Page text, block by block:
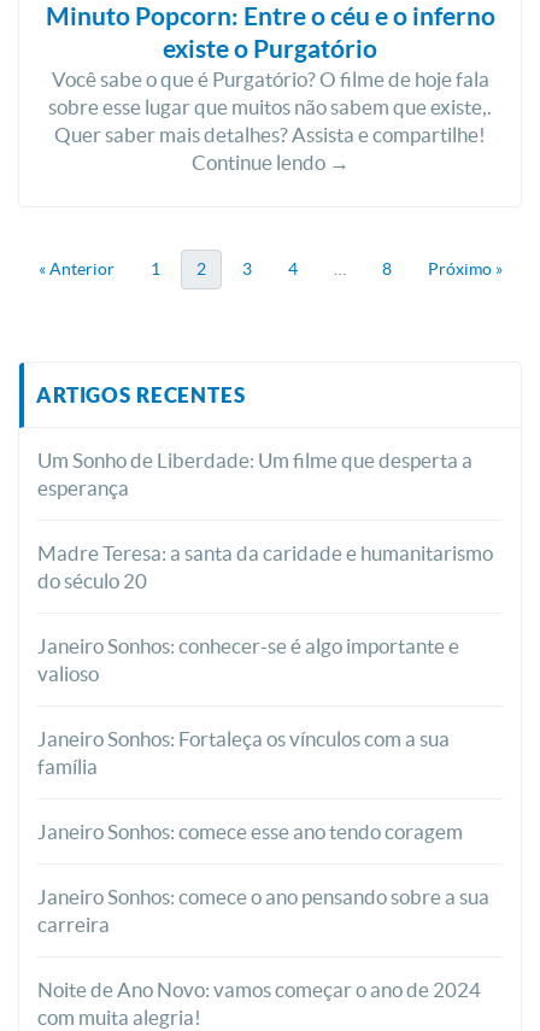
Minuto Popcorn: Entre o céu e o inferno
existe o Purgatório
Você sabe o que é Purgatório? O filme de hoje fala
sobre esse lugar que muitos não sabem que existe,.
Quer saber mais detalhes? Assista e compartilhe!
Continue lendo →
« Anterior 1 2 3 4 … 8 Próximo »
ARTIGOS RECENTES
Um Sonho de Liberdade: Um filme que desperta a
esperança
Madre Teresa: a santa da caridade e humanitarismo
do século 20
Janeiro Sonhos: conhecer-se é algo importante e
valioso
Janeiro Sonhos: Fortaleça os vínculos com a sua
família
Janeiro Sonhos: comece esse ano tendo coragem
Janeiro Sonhos: comece o ano pensando sobre a sua
carreira
Noite de Ano Novo: vamos começar o ano de 2024
com muita alegria!